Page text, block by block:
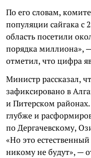
По его словам,
популяции сайгака с
область посетили
порядка миллиона»,
отметил, что цифра
Министр рассказал,
зафиксировано в
и Питерском
глубже и
по Дергачевскому,
«Но это
никому не будут», —